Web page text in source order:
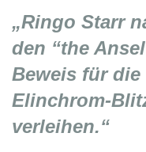
„Ringo Starr
den “the
Beweis für
Elinchrom-
verleihen.“